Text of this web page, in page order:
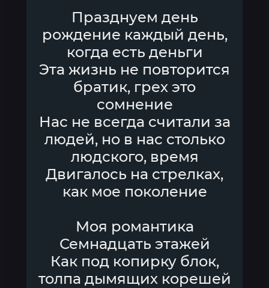
Празднуем день
рождение каждый день,
когда есть деньги
Эта жизнь не повторится
братик, грех это
сомнение
Нас не всегда считали за
людей, но в нас столько
людского, время
Двигалось на стрелках,
как мое поколение
Моя романтика
Семнадцать этажей
Как под копирку блок,
толпа дымящих корешей